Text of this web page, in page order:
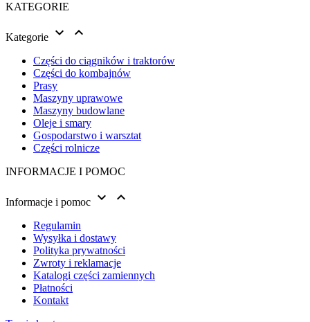
KATEGORIE
Kategorie  
Części do ciągników i traktorów
Części do kombajnów
Prasy
Maszyny uprawowe
Maszyny budowlane
Oleje i smary
Gospodarstwo i warsztat
Części rolnicze
INFORMACJE I POMOC
Informacje i pomoc  
Regulamin
Wysyłka i dostawy
Polityka prywatności
Zwroty i reklamacje
Katalogi części zamiennych
Płatności
Kontakt